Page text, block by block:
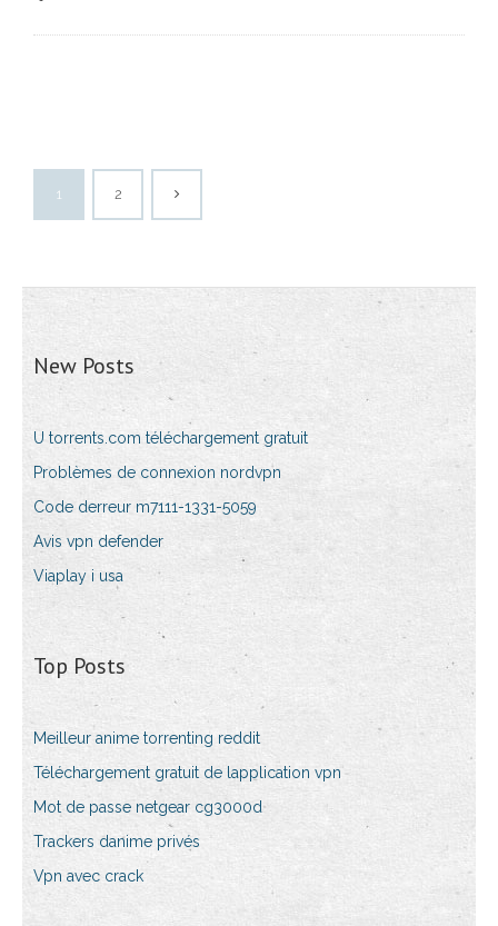
1 2
New Posts
U torrents.com téléchargement gratuit
Problèmes de connexion nordvpn
Code derreur m7111-1331-5059
Avis vpn defender
Viaplay i usa
Top Posts
Meilleur anime torrenting reddit
Téléchargement gratuit de lapplication vpn
Mot de passe netgear cg3000d
Trackers danime privés
Vpn avec crack